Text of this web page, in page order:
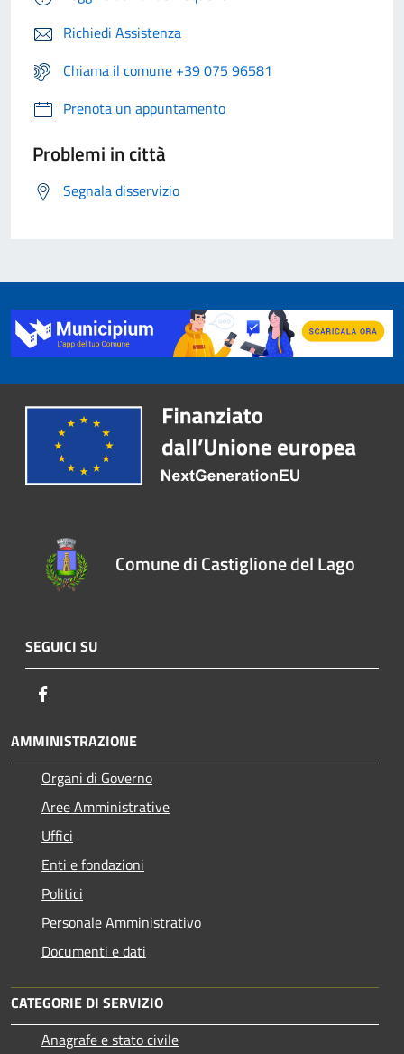
Richiedi Assistenza
Chiama il comune +39 075 96581
Prenota un appuntamento
Problemi in città
Segnala disservizio
Comune di Castiglione del Lago
SEGUICI SU
AMMINISTRAZIONE
Organi di Governo
Aree Amministrative
Uffici
Enti e fondazioni
Politici
Personale Amministrativo
Documenti e dati
CATEGORIE DI SERVIZIO
Anagrafe e stato civile